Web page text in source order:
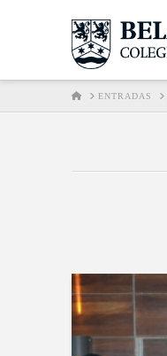
HOMEENTRADAS